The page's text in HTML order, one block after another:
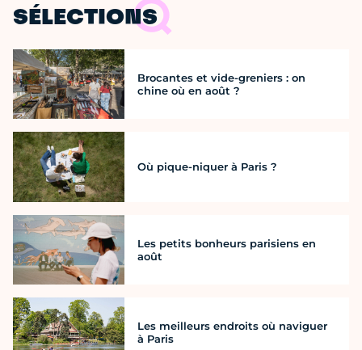
SÉLECTIONS
Brocantes et vide-greniers : on
chine où en août ?
Où pique-niquer à Paris ?
Les petits bonheurs parisiens en
août
Les meilleurs endroits où naviguer
à Paris